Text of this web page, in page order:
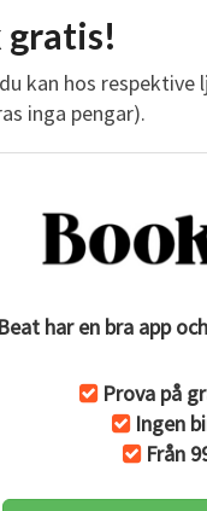
kan hos respektive
inga pengar).
har en bra app
Prova på
Ingen
Från